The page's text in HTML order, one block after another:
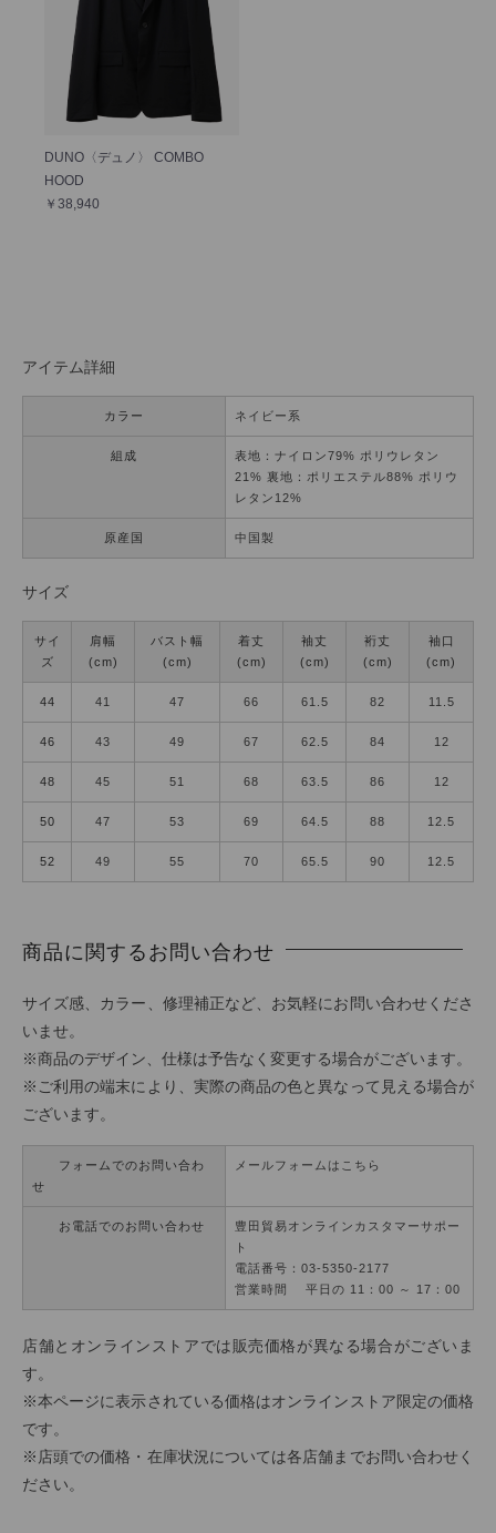
DUNO〈デュノ〉 COMBO
HOOD
￥38,940
アイテム詳細
カラー ネイビー系
組成
表地：ナイロン79% ポリウレタン
21% 裏地：ポリエステル88% ポリウ
レタン12%
原産国 中国製
サイズ
サイ
ズ
肩幅
(cm)
バスト幅
(cm)
着丈
(cm)
袖丈
(cm)
裄丈
(cm)
袖口
(cm)
44 41 47 66 61.5 82 11.5
46 43 49 67 62.5 84 12
48 45 51 68 63.5 86 12
50 47 53 69 64.5 88 12.5
52 49 55 70 65.5 90 12.5
商品に関するお問い合わせ
サイズ感、カラー、修理補正など、お気軽にお問い合わせくださ
いませ。
※商品のデザイン、仕様は予告なく変更する場合がございます。
※ご利用の端末により、実際の商品の色と異なって見える場合が
ございます。
フォームでのお問い合わ
せ
メールフォームはこちら
お電話でのお問い合わせ
豊田貿易オンラインカスタマーサポー
ト
電話番号：03-5350-2177
営業時間 平日の 11：00 ～ 17：00
店舗とオンラインストアでは販売価格が異なる場合がございま
す。
※本ページに表示されている価格はオンラインストア限定の価格
です。
※店頭での価格・在庫状況については各店舗までお問い合わせく
ださい。